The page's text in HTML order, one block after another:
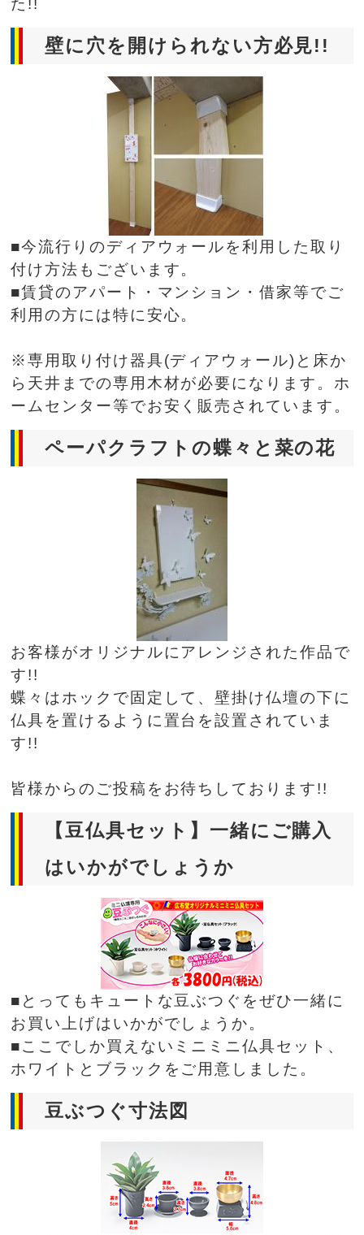
た!!
壁に穴を開けられない方必見!!
■今流行りのディアウォールを利用した取り
付け方法もございます。
■賃貸のアパート・マンション・借家等でご
利用の方には特に安心。
※専用取り付け器具(ディアウォール)と床か
ら天井までの専用木材が必要になります。ホ
ームセンター等でお安く販売されています。
ペーパクラフトの蝶々と菜の花
お客様がオリジナルにアレンジされた作品で
す!!
蝶々はホックで固定して、壁掛け仏壇の下に
仏具を置けるように置台を設置されていま
す!!
皆様からのご投稿をお待ちしております!!
【豆仏具セット】一緒にご購入
はいかがでしょうか
■とってもキュートな豆ぶつぐをぜひ一緒に
お買い上げはいかがでしょうか。
■ここでしか買えないミニミニ仏具セット、
ホワイトとブラックをご用意しました。
豆ぶつぐ寸法図